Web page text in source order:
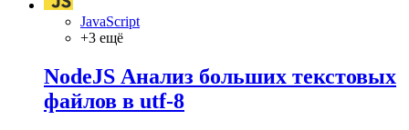
JavaScript
+3 ещё
NodeJS Анализ больших текстовых
файлов в utf-8